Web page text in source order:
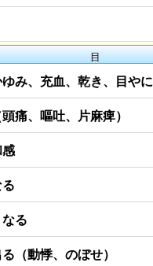
目
み、充血、乾き、目やに
痛、嘔吐、片麻痺）
る
（動悸、のぼせ）